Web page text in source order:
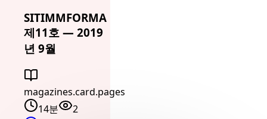
SITIMMFORMA
제11호 — 2019
년 9월
magazines.card.pages
14분
2